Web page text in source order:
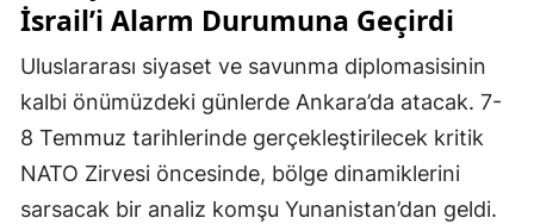
İsrail’i Alarm Durumuna Geçirdi
Uluslararası siyaset ve savunma diplomasisinin
kalbi önümüzdeki günlerde Ankara’da atacak. 7-
8 Temmuz tarihlerinde gerçekleştirilecek kritik
NATO Zirvesi öncesinde, bölge dinamiklerini
sarsacak bir analiz komşu Yunanistan’dan geldi.